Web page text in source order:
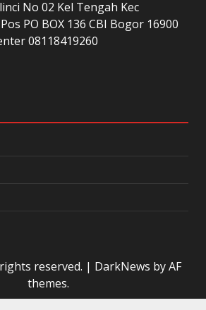
No 02 Kel Tengah Kec
PO BOX 136 CBI Bogor 16900
08118419260
reserved. | DarkNews by AF
themes.